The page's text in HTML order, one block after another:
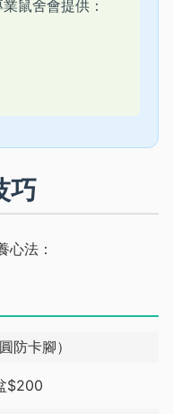
鼠舍會提供：
巧
心法：
防卡腳）
$200